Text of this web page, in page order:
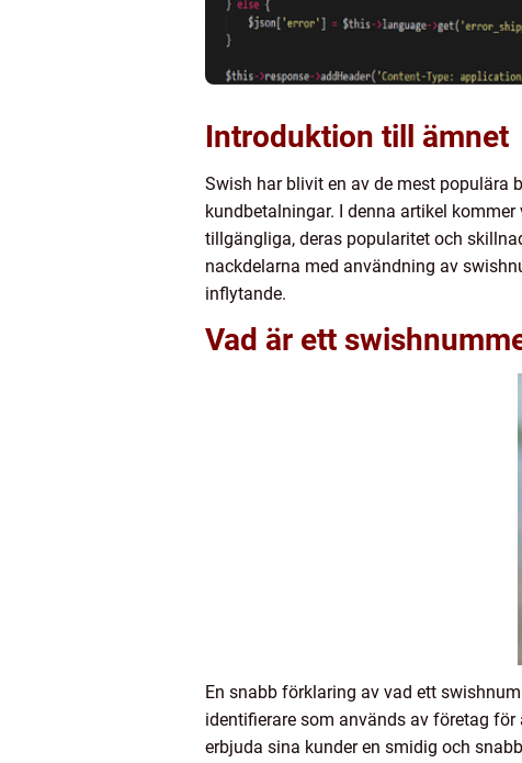
Introduktion till ämnet
Swish har blivit en av de mest populära
kundbetalningar. I denna artikel
tillgängliga, deras popularitet och
nackdelarna med användning av
inflytande.
Vad är ett
En snabb förklaring av vad ett
identifierare som används av företag
erbjuda sina kunder en smidig och